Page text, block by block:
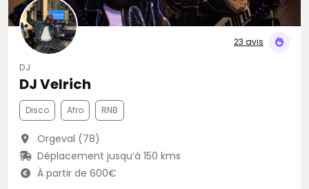
23 avis
DJ
DJ Velrich
Disco Afro RNB
Orgeval (78)
Déplacement jusqu’à 150 kms
À partir de 600€